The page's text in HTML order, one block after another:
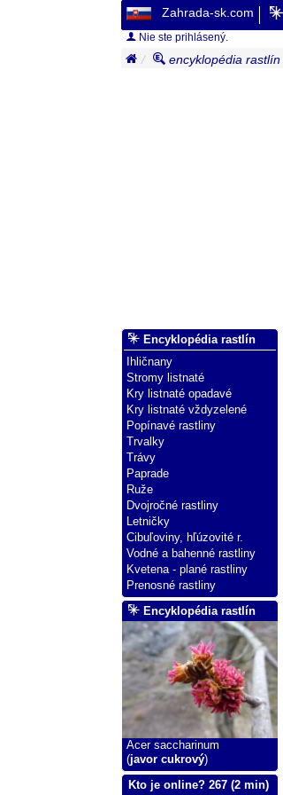
Zahrada-sk.com
Nie ste prihlásený.
encyklopédia rastlín
Encyklopédia rastlín
Ihličnany
Stromy listnaté
Kry listnaté opadavé
Kry listnaté vždyzelené
Popínavé rastliny
Trvalky
Trávy
Paprade
Ruže
Dvojročné rastliny
Letničky
Cibuľoviny, hľúzovité r.
Vodné a bahenné rastliny
Kvetena - plané rastliny
Prenosné rastliny
Encyklopédia rastlín
Acer saccharinum
(javor cukrový)
Kto je online? 267 (2 min)